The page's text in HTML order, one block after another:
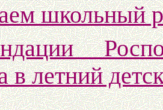
школьный
в летний